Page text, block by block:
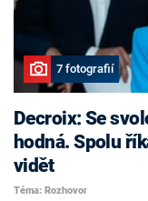
7 fotografií
Decroix: Se
hodná. Spolu
vidět
Téma: Rozhovor